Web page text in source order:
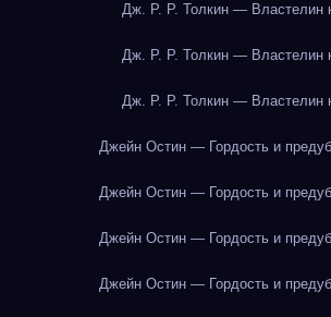
Дж. Р. Р. Толкин — Властелин
Дж. Р. Р. Толкин — Властелин
Дж. Р. Р. Толкин — Властелин
Джейн Остин — Гордость и
Джейн Остин — Гордость и
Джейн Остин — Гордость и
Джейн Остин — Гордость и